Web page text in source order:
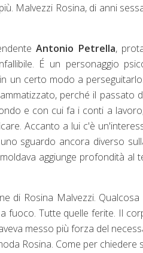
Malvezzi Rosina, di anni
Antonio Petrella,
É un personaggio
un certo modo a
perché il passato
e con cui fa i conti a
Accanto a lui c'è
sguardo ancora diverso
aggiunge profondità al
di Rosina Malvezzi.
fuoco. Tutte quelle ferite. Il
messo più forza del
Rosina. Come per chiedere